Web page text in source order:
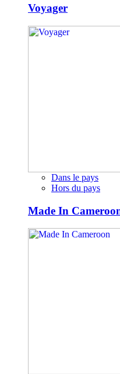
Voyager
Dans le pays
Hors du pays
Made In